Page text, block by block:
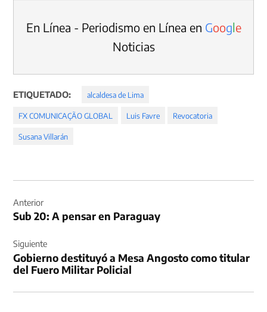
En Línea - Periodismo en Línea en Google
Noticias
ETIQUETADO: alcaldesa de Lima
FX COMUNICAÇÃO GLOBAL Luis Favre Revocatoria
Susana Villarán
de
entradas
Anterior
Sub 20: A pensar en Paraguay
Siguiente
Gobierno destituyó a Mesa Angosto como titular
del Fuero Militar Policial